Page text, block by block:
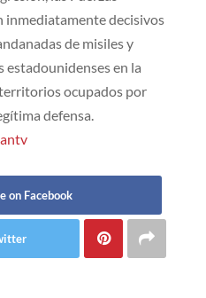
inmediatamente decisivos
de misiles y
estadounidenses en la
ocupados por
defensa.
on Facebook